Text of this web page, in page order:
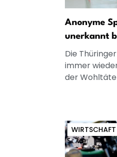
Anonyme
unerkannt
Die
immer
der
WIRTSCHAFT